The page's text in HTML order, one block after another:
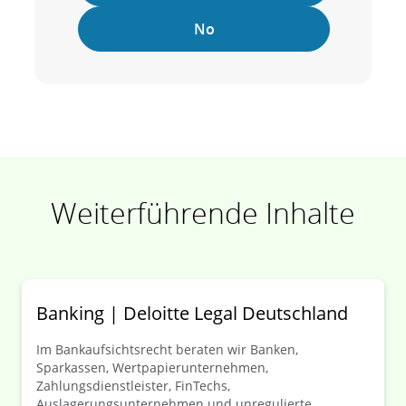
No
Weiterführende Inhalte
Banking | Deloitte Legal Deutschland
Im Bankaufsichtsrecht beraten wir Banken,
Sparkassen, Wertpapierunternehmen,
Zahlungsdienstleister, FinTechs,